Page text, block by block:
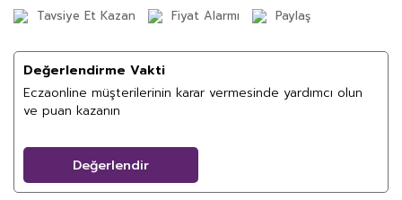
Tavsiye Et Kazan Fiyat Alarmı Paylaş
Değerlendirme Vakti
Eczaonline müşterilerinin karar vermesinde yardımcı olun
ve puan kazanın
Değerlendir